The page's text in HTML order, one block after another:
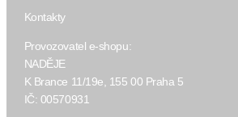
Kontakty
Provozovatel e-shopu:
NADĚJE
K Brance 11/19e, 155 00 Praha 5
IČ: 00570931